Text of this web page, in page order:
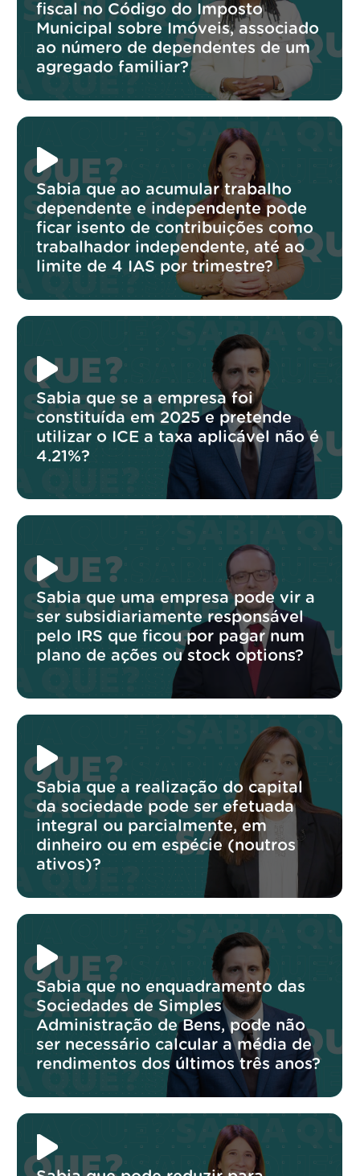
fiscal no Código do Imposto
Municipal sobre Imóveis, associado
ao número de dependentes de um
agregado familiar?
Sabia que ao acumular trabalho
dependente e independente pode
ficar isento de contribuições como
trabalhador independente, até ao
limite de 4 IAS por trimestre?
Sabia que se a empresa foi
constituída em 2025 e pretende
utilizar o ICE a taxa aplicável não é
4.21%?
Sabia que uma empresa pode vir a
ser subsidiariamente responsável
pelo IRS que ficou por pagar num
plano de ações ou stock options?
Sabia que a realização do capital
da sociedade pode ser efetuada
integral ou parcialmente, em
dinheiro ou em espécie (noutros
ativos)?
Sabia que no enquadramento das
Sociedades de Simples
Administração de Bens, pode não
ser necessário calcular a média de
rendimentos dos últimos três anos?